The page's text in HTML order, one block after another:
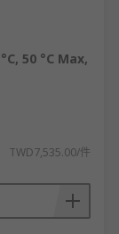
50 °C Max,
TWD7,535.00/件